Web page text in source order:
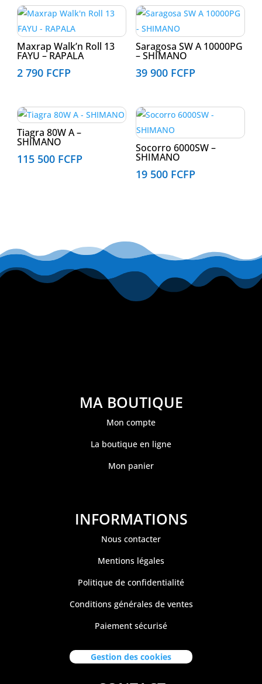
Maxrap Walk’n Roll 13
FAYU – RAPALA
2 790 FCFP
Saragosa SW A 10000PG
– SHIMANO
39 900 FCFP
Tiagra 80W A –
SHIMANO
115 500 FCFP
Socorro 6000SW –
SHIMANO
19 500 FCFP
MA BOUTIQUE
Mon compte
La boutique en ligne
Mon panier
INFORMATIONS
Nous contacter
Mentions légales
Politique de confidentialité
Conditions générales de ventes
Paiement sécurisé
Gestion des cookies